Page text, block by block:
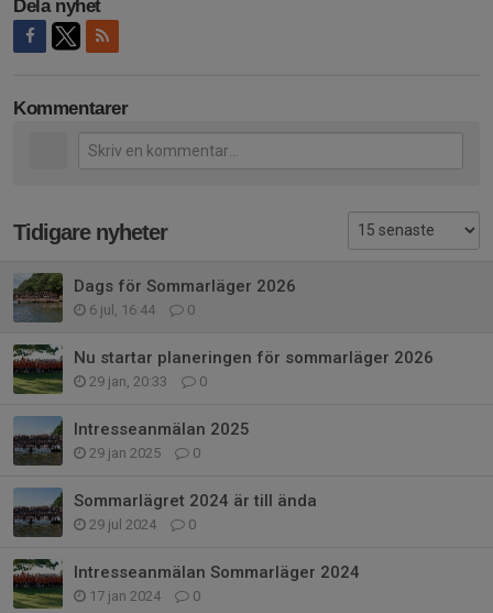
Dela nyhet
Kommentarer
Tidigare nyheter
Dags för Sommarläger 2026
6 jul, 16:44 0
Nu startar planeringen för sommarläger 2026
29 jan, 20:33 0
Intresseanmälan 2025
29 jan 2025 0
Sommarlägret 2024 är till ända
29 jul 2024 0
Intresseanmälan Sommarläger 2024
17 jan 2024 0